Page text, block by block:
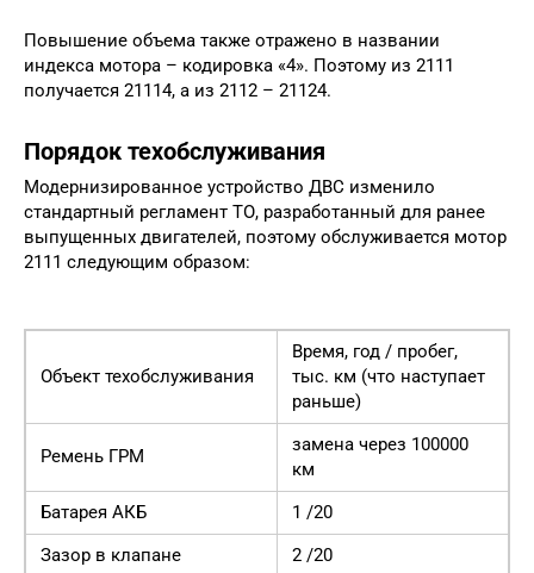
Повышение объема также отражено в названии
индекса мотора – кодировка «4». Поэтому из 2111
получается 21114, а из 2112 – 21124.
Порядок техобслуживания
Модернизированное устройство ДВС изменило
стандартный регламент ТО, разработанный для ранее
выпущенных двигателей, поэтому обслуживается мотор
2111 следующим образом:
Объект техобслуживания
Время, год / пробег,
тыс. км (что наступает
раньше)
Ремень ГРМ
замена через 100000
км
Батарея АКБ
1 /20
Зазор в клапане
2 /20